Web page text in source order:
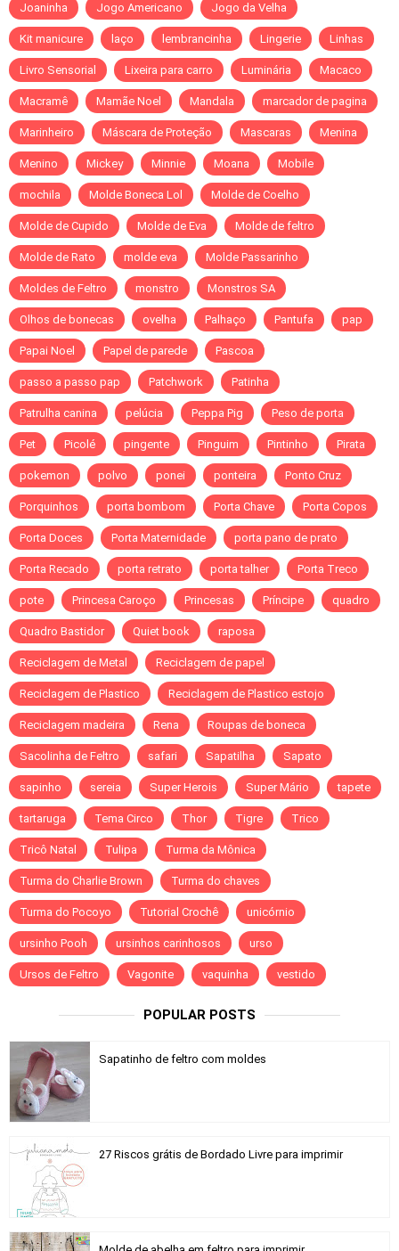
Joaninha Jogo Americano Jogo da Velha
Kit manicure laço lembrancinha Lingerie Linhas
Livro Sensorial Lixeira para carro Luminária Macaco
Macramê Mamãe Noel Mandala marcador de pagina
Marinheiro Máscara de Proteção Mascaras Menina
Menino Mickey Minnie Moana Mobile
mochila Molde Boneca Lol Molde de Coelho
Molde de Cupido Molde de Eva Molde de feltro
Molde de Rato molde eva Molde Passarinho
Moldes de Feltro monstro Monstros SA
Olhos de bonecas ovelha Palhaço Pantufa pap
Papai Noel Papel de parede Pascoa
passo a passo pap Patchwork Patinha
Patrulha canina pelúcia Peppa Pig Peso de porta
Pet Picolé pingente Pinguim Pintinho Pirata
pokemon polvo ponei ponteira Ponto Cruz
Porquinhos porta bombom Porta Chave Porta Copos
Porta Doces Porta Maternidade porta pano de prato
Porta Recado porta retrato porta talher Porta Treco
pote Princesa Caroço Princesas Príncipe quadro
Quadro Bastidor Quiet book raposa
Reciclagem de Metal Reciclagem de papel
Reciclagem de Plastico Reciclagem de Plastico estojo
Reciclagem madeira Rena Roupas de boneca
Sacolinha de Feltro safari Sapatilha Sapato
sapinho sereia Super Herois Super Mário tapete
tartaruga Tema Circo Thor Tigre Trico
Tricô Natal Tulipa Turma da Mônica
Turma do Charlie Brown Turma do chaves
Turma do Pocoyo Tutorial Crochê unicórnio
ursinho Pooh ursinhos carinhosos urso
Ursos de Feltro Vagonite vaquinha vestido
POPULAR POSTS
Sapatinho de feltro com moldes
27 Riscos grátis de Bordado Livre para imprimir